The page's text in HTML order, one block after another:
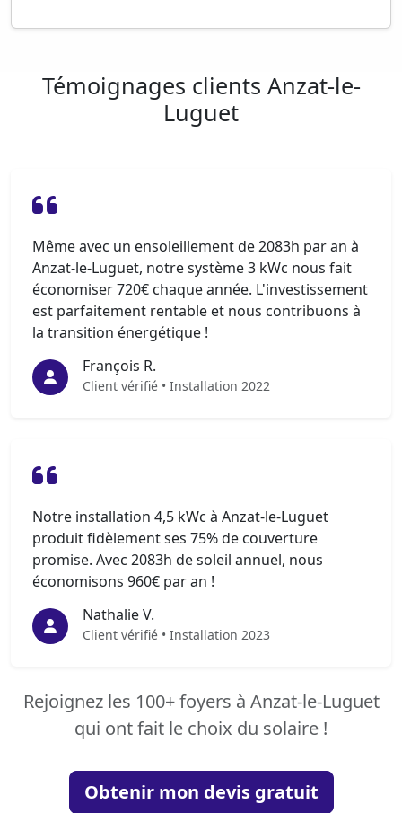
Témoignages clients Anzat-le-
Luguet
Même avec un ensoleillement de 2083h par an à
Anzat-le-Luguet, notre système 3 kWc nous fait
économiser 720€ chaque année. L'investissement
est parfaitement rentable et nous contribuons à
la transition énergétique !
François R.
Client vérifié • Installation 2022
Notre installation 4,5 kWc à Anzat-le-Luguet
produit fidèlement ses 75% de couverture
promise. Avec 2083h de soleil annuel, nous
économisons 960€ par an !
Nathalie V.
Client vérifié • Installation 2023
Rejoignez les 100+ foyers à Anzat-le-Luguet
qui ont fait le choix du solaire !
Obtenir mon devis gratuit